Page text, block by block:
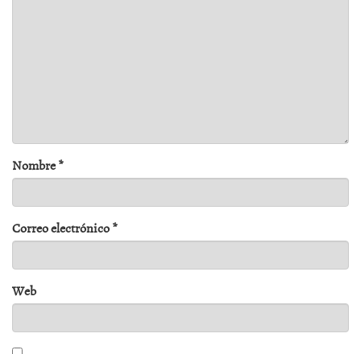
Nombre*
Correo electrónico*
Web